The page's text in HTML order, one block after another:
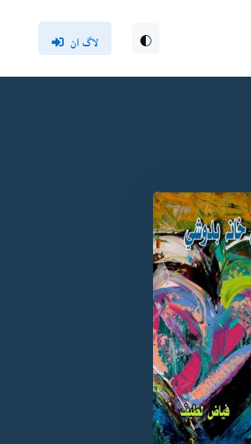
لاگ ان